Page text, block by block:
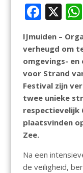
F
ac
e
b
o
o
k
X
IJmuiden –
verheugd om
omgevings- en
voor Strand
Festival zijn
twee unieke
respectievelijk
plaatsvinden
Zee.
Na een
de veiligheid,